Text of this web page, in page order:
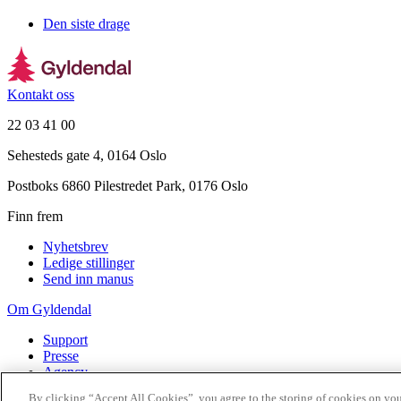
Den siste drage
Kontakt oss
22 03 41 00
Sehesteds gate 4, 0164 Oslo
Postboks 6860 Pilestredet Park, 0176 Oslo
Finn frem
Nyhetsbrev
Ledige stillinger
Send inn manus
Om Gyldendal
Support
Presse
Agency
By clicking “Accept All Cookies”, you agree to the storing of cookies on